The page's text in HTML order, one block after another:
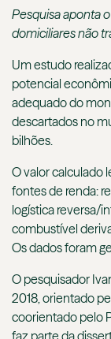
Pesquisa aponta
domiciliares não
Um estudo
potencial
adequado do
descartados no
bilhões.
O valor calculado
fontes de renda:
logística reversa/
combustível
Os dados foram
O pesquisador
2018, orientado
coorientado pelo